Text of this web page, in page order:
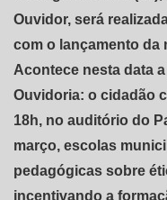
Ouvidor, será
com o lançamento da
Acontece nesta data
Ouvidoria: o cidadão
18h, no auditório do
março, escolas
pedagógicas sobre
incentivando a